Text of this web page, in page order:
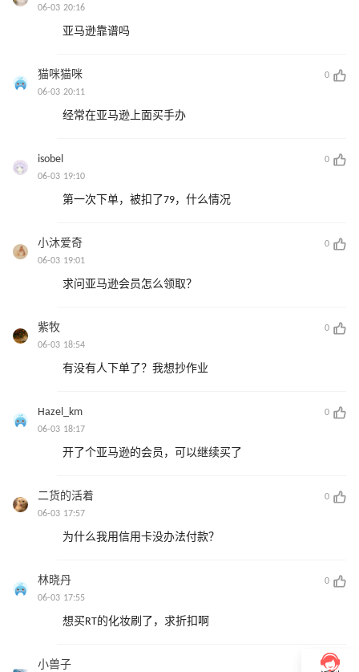
06-03 20:16
亚马逊靠谱吗
猫咪猫咪
0
06-03 20:11
经常在亚马逊上面买手办
isobel
0
06-03 19:10
第一次下单，被扣了79，什么情况
小沐爱奇
0
06-03 19:01
求问亚马逊会员怎么领取？
紫牧
0
06-03 18:54
有没有人下单了？我想抄作业
Hazel_km
0
06-03 18:17
开了个亚马逊的会员，可以继续买了
二货的活着
0
06-03 17:57
为什么我用信用卡没办法付款？
林晓丹
0
06-03 17:55
想买RT的化妆刷了，求折扣啊
小兽子 0